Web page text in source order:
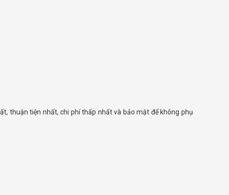
thuận tiện nhất, chi phí thấp nhất và bảo mật để không phụ